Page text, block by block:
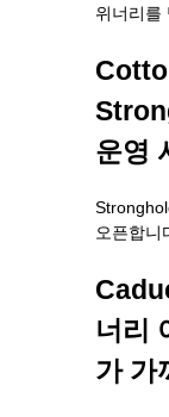
위너리를
운영
오픈합니
너리
가 가